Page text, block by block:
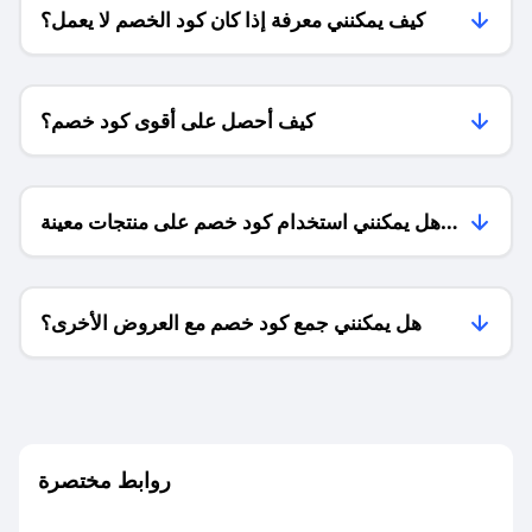
كيف يمكنني معرفة إذا كان كود الخصم لا يعمل؟
كيف أحصل على أقوى كود خصم؟
هل يمكنني استخدام كود خصم على منتجات معينة
فقط؟
هل يمكنني جمع كود خصم مع العروض الأخرى؟
روابط مختصرة